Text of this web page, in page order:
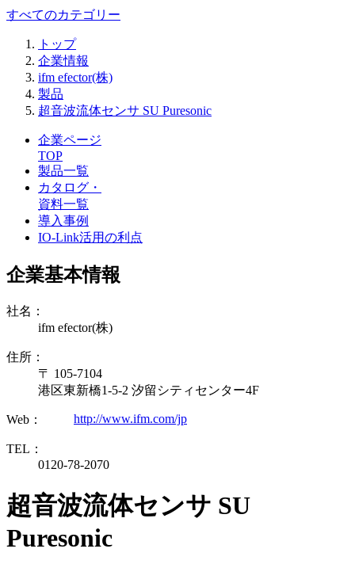
すべてのカテゴリー
トップ
企業情報
ifm efector(株)
製品
超音波流体センサ SU Puresonic
企業ページ
TOP
製品一覧
カタログ・
資料一覧
導入事例
IO-Link活用の利点
企業基本情報
社名：
ifm efector(株)
住所：
〒 105-7104
港区東新橋1-5-2 汐留シティセンター4F
Web： http://www.ifm.com/jp
TEL：
0120-78-2070
超音波流体センサ SU
Puresonic